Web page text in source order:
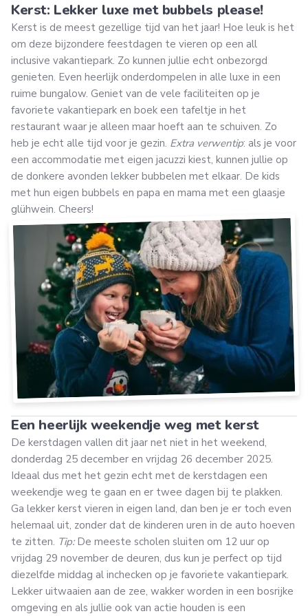
Kerst: Lekker luxe met bubbels please!
Kerst is de meest gezellige tijd van het jaar! Hoe leuk is het
om deze bijzondere feestdagen te vieren op een all
inclusive vakantiepark. Zo kunnen jullie echt onbezorgd
genieten. Even heerlijk onderdompelen in alle luxe in een
ruime bungalow. Geniet van de vele faciliteiten op je
favoriete vakantiepark en boek een tafeltje in het
restaurant waar je alleen maar hoeft aan te schuiven. Zo
heb je echt alle tijd voor je gezin. Extra verwentip: als je voor
een accommodatie met eigen jacuzzi kiest, kunnen jullie op
de donkere avonden lekker bubbelen met elkaar. De kids
met hun eigen bubbels en papa en mama met een glaasje
glühwein. Cheers!
Een heerlijk weekendje weg met kerst
De kerstdagen vallen dit jaar net niet in het weekend,
donderdag 25 december en vrijdag 26 december 2025.
Ideaal dus met het gezin echt met de kerstdagen een
weekendje weg te gaan en er twee dagen bij te plakken.
Ga lekker kerst vieren in eigen land, dan ben je er toch even
helemaal uit, zonder dat de kinderen uren in de auto hoeven
te zitten. Tip: De meeste scholen sluiten om 12 uur op
vrijdag 29 november de deuren, dus kun je perfect op tijd
diezelfde middag al inchecken op je favoriete vakantiepark.
Lekker uitwaaien aan de zee, wakker worden in een bosrijke
omgeving en als jullie ook van actie houden is een